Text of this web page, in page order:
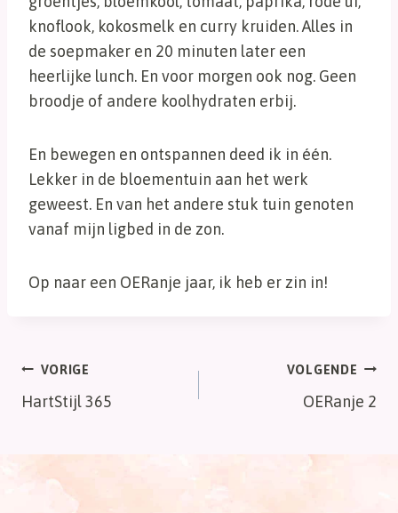
knoflook, kokosmelk en curry kruiden. Alles in
de soepmaker en 20 minuten later een
heerlijke lunch. En voor morgen ook nog. Geen
broodje of andere koolhydraten erbij.
En bewegen en ontspannen deed ik in één.
Lekker in de bloementuin aan het werk
geweest. En van het andere stuk tuin genoten
vanaf mijn ligbed in de zon.
Op naar een OERanje jaar, ik heb er zin in!
Bericht
navigatie
VORIGE
HartStijl 365
VOLGENDE
OERanje 2